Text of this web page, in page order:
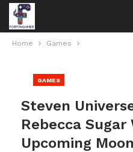
Home Games
GAMES
Steven
Rebecca
Upcoming